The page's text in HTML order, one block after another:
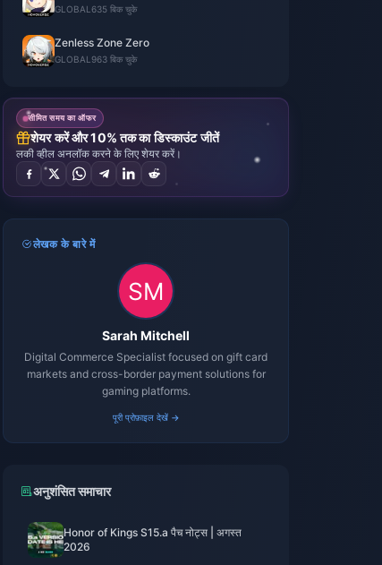
GLOBAL 635 बिक चुके
Zenless Zone Zero
GLOBAL 963 बिक चुके
सीमित समय का ऑफर
शेयर करें और 10% तक का डिस्काउंट जीतें
लकी व्हील अनलॉक करने के लिए शेयर करें।
लेखक के बारे में
Sarah Mitchell
Digital Commerce Specialist focused on gift card
markets and cross-border payment solutions for
gaming platforms.
पूरी प्रोफ़ाइल देखें →
अनुशंसित समाचार
Honor of Kings S15.a पैच नोट्स | अगस्त
2026